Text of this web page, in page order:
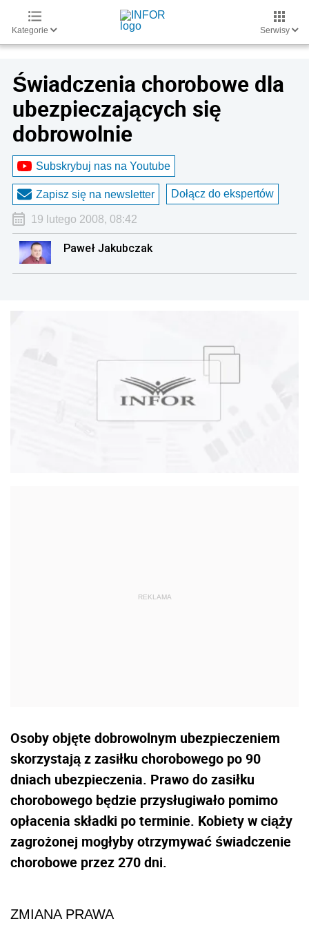
Kategorie Serwisy
Świadczenia chorobowe dla
ubezpieczających się
dobrowolnie
Subskrybuj nas na Youtube
Zapisz się na newsletter Dołącz do ekspertów
19 lutego 2008, 08:42
Paweł Jakubczak
Osoby objęte dobrowolnym ubezpieczeniem
skorzystają z zasiłku chorobowego po 90
dniach ubezpieczenia. Prawo do zasiłku
chorobowego będzie przysługiwało pomimo
opłacenia składki po terminie. Kobiety w ciąży
zagrożonej mogłyby otrzymywać świadczenie
chorobowe przez 270 dni.
ZMIANA PRAWA